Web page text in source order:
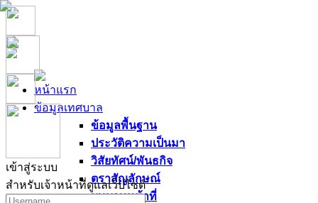
เข้าสู่ระบบ
สำหรับเจ้าหน้าที่ดูแลเว็บไซต์
หน้าแรก
ข้อมูลเทศบาล
ข้อมูลพื้นฐาน
ประวัติความเป็นมา
วิสัยทัศน์/พันธกิจ
ตราสัญลักษณ์
บทบาทหน้าที่